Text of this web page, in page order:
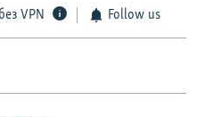
VPN Follow us